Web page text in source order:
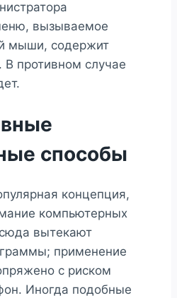
вызываемое
мыши, содержит
В противном случае
способы
концепция,
компьютерных
вытекают
применение
с риском
Иногда подобные